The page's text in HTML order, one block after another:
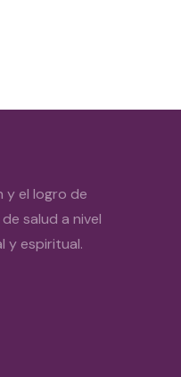
y el logro de
salud a nivel
y espiritual.